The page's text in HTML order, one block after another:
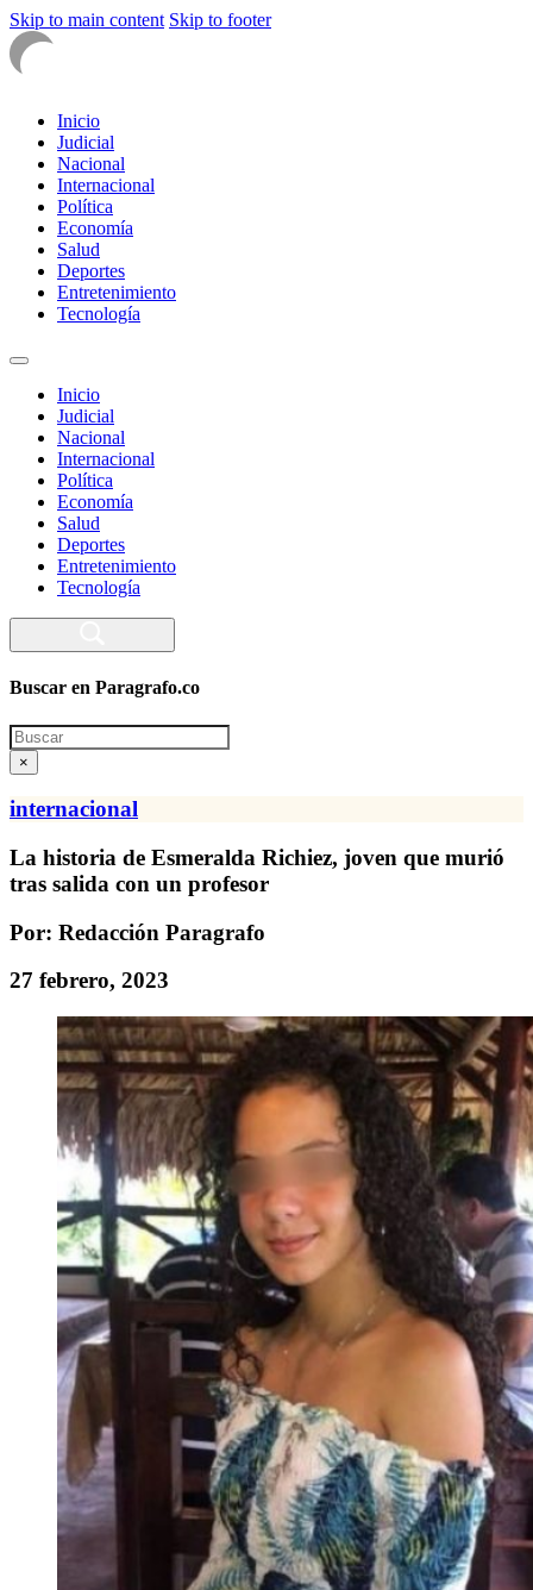
Skip to main content Skip to footer
Inicio
Judicial
Nacional
Internacional
Política
Economía
Salud
Deportes
Entretenimiento
Tecnología
Inicio
Judicial
Nacional
Internacional
Política
Economía
Salud
Deportes
Entretenimiento
Tecnología
Buscar en Paragrafo.co
Search
×
internacional
La historia de Esmeralda Richiez, joven que murió
tras salida con un profesor
Por: Redacción Paragrafo
27 febrero, 2023